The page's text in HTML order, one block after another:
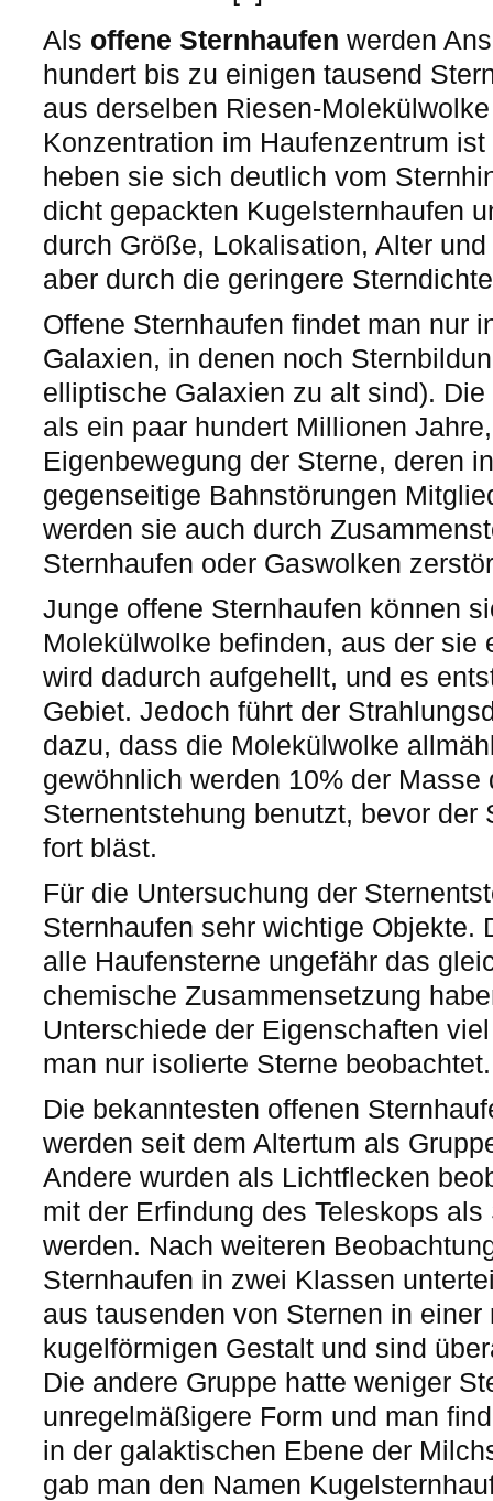
Als offene Sternhaufen werden
hundert bis zu einigen tausend
aus derselben Riesen-
Konzentration im Haufenzentrum
heben sie sich deutlich vom
dicht gepackten Kugelsternhaufen
durch Größe, Lokalisation, Alter
aber durch die geringere
Offene Sternhaufen findet man nur
Galaxien, in denen noch
elliptische Galaxien zu alt sind).
als ein paar hundert Millionen
Eigenbewegung der Sterne, deren
gegenseitige Bahnstörungen
werden sie auch durch
Sternhaufen oder Gaswolken
Junge offene Sternhaufen können
Molekülwolke befinden, aus der sie
wird dadurch aufgehellt, und es
Gebiet. Jedoch führt der
dazu, dass die Molekülwolke
gewöhnlich werden 10% der Masse
Sternentstehung benutzt, bevor der
fort bläst.
Für die Untersuchung der
Sternhaufen sehr wichtige Objekte.
alle Haufensterne ungefähr das
chemische Zusammensetzung
Unterschiede der Eigenschaften
man nur isolierte Sterne beobachtet.
Die bekanntesten offenen
werden seit dem Altertum als
Andere wurden als Lichtflecken
mit der Erfindung des Teleskops
werden. Nach weiteren
Sternhaufen in zwei Klassen
aus tausenden von Sternen in einer
kugelförmigen Gestalt und sind
Die andere Gruppe hatte weniger
unregelmäßigere Form und man
in der galaktischen Ebene der
gab man den Namen